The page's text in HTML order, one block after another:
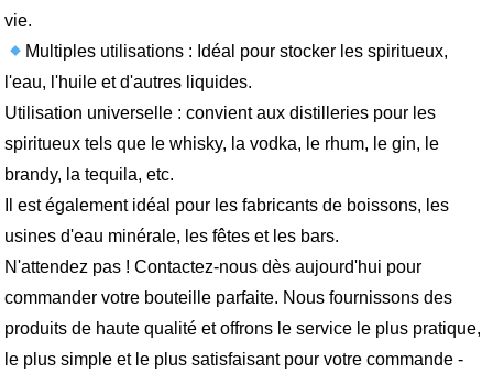
vie.
Multiples utilisations : Idéal pour stocker les spiritueux,
l'eau, l'huile et d'autres liquides.
Utilisation universelle : convient aux distilleries pour les
spiritueux tels que le whisky, la vodka, le rhum, le gin, le
brandy, la tequila, etc.
Il est également idéal pour les fabricants de boissons, les
usines d'eau minérale, les fêtes et les bars.
N'attendez pas ! Contactez-nous dès aujourd'hui pour
commander votre bouteille parfaite. Nous fournissons des
produits de haute qualité et offrons le service le plus pratique,
le plus simple et le plus satisfaisant pour votre commande -